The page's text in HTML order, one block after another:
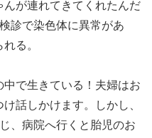
が連れてきてくれたんだ
診で染色体に異常があ
る。
で生きている！夫婦はお
け話しかけます。しかし、
、病院へ行くと胎児のお